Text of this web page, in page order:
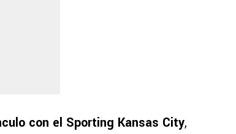
con el Sporting Kansas City,